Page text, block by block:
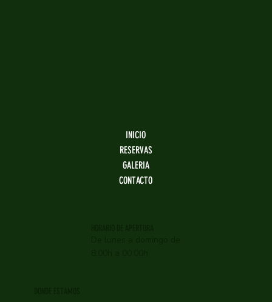
INICIO
RESERVAS
GALERIA
CONTACTO